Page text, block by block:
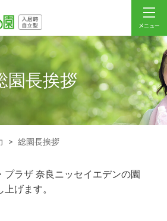
園長挨拶
> 総園長挨拶
プラザ 奈良ニッセイエデンの園
げます。